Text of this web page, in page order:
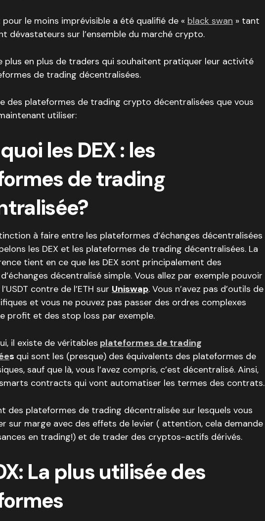
pour le moins imprévisible a été qualifié de « black swan » tant
dévastateurs sur l’ensemble du marché crypto.
plus en plus de traders qui souhaitent pratiquer leur activité
de trading décentralisées.
des plateformes de trading crypto décentralisées que vous
utiliser:
les DEX : les
de trading
à faire entre les plateformes d’échanges décentralisées
les DEX et les plateformes de trading décentralisées. La
tient en ce que les DEX sont principalement des
décentralisé simple. Vous allez par exemple pouvoir
contre de l’ETH sur Uniswap. Vous n’avez pas d’outils de
et vous ne pouvez pas passer des ordres complexes
profit et des stop loss par exemple.
il existe de véritables plateformes de trading
s qui sont les (presque) des équivalents des plateformes de
sauf que là, vous l’avez compris, c’est décentralisé. Ainsi,
contracts qui vont automatiser les termes des contrats.
des plateformes de trading décentralisée sur lesquels vous
sur marge avec des effets de levier ( attention, cela demande
en trading!) et de trader des cryptos-actifs dérivés.
La plus utilisée des